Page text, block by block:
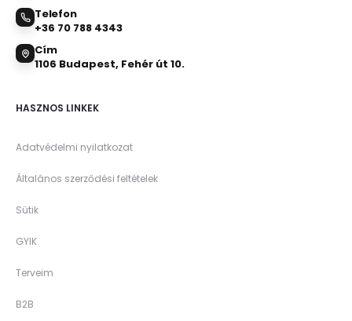
Telefon
+36 70 788 4343
Cím
1106 Budapest, Fehér út 10.
HASZNOS LINKEK
Adatvédelmi nyilatkozat
Általános szerződési feltételek
Sütik
GYIK
Terveim
B2B